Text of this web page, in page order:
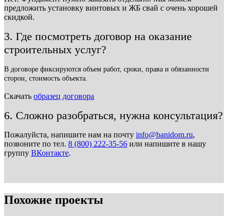
предложить установку винтовых и ЖБ свай с очень хорошей
скидкой.
3. Где посмотреть договор на оказание
строительных услуг?
В договоре фиксируются объем работ, сроки, права и обязанности
сторон, стоимость объекта.
Скачать образец договора
6. Сложно разобраться, нужна консультация?
Пожалуйста, напишите нам на почту info@banidom.ru,
позвоните по тел. 8 (800) 222-35-56 или напишите в нашу
группу ВКонтакте.
Похожие проекты